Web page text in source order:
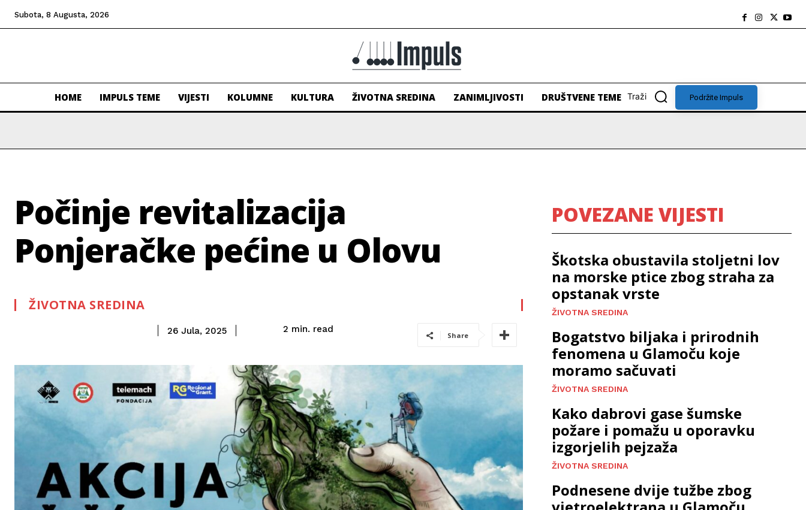
Subota, 8 Augusta, 2026
HOME IMPULS TEME VIJESTI KOLUMNE KULTURA ŽIVOTNA SREDINA ZANIMLJIVOSTI DRUŠTVENE TEME Traži Podržite Impuls
Počinje revitalizacija
Ponjeračke pećine u Olovu
ŽIVOTNA SREDINA
26 Jula, 2025 2 min. read
Share
POVEZANE VIJESTI
Škotska obustavila stoljetni lov
na morske ptice zbog straha za
opstanak vrste
ŽIVOTNA SREDINA
Bogatstvo biljaka i prirodnih
fenomena u Glamoču koje
moramo sačuvati
ŽIVOTNA SREDINA
Kako dabrovi gase šumske
požare i pomažu u oporavku
izgorjelih pejzaža
ŽIVOTNA SREDINA
Podnesene dvije tužbe zbog